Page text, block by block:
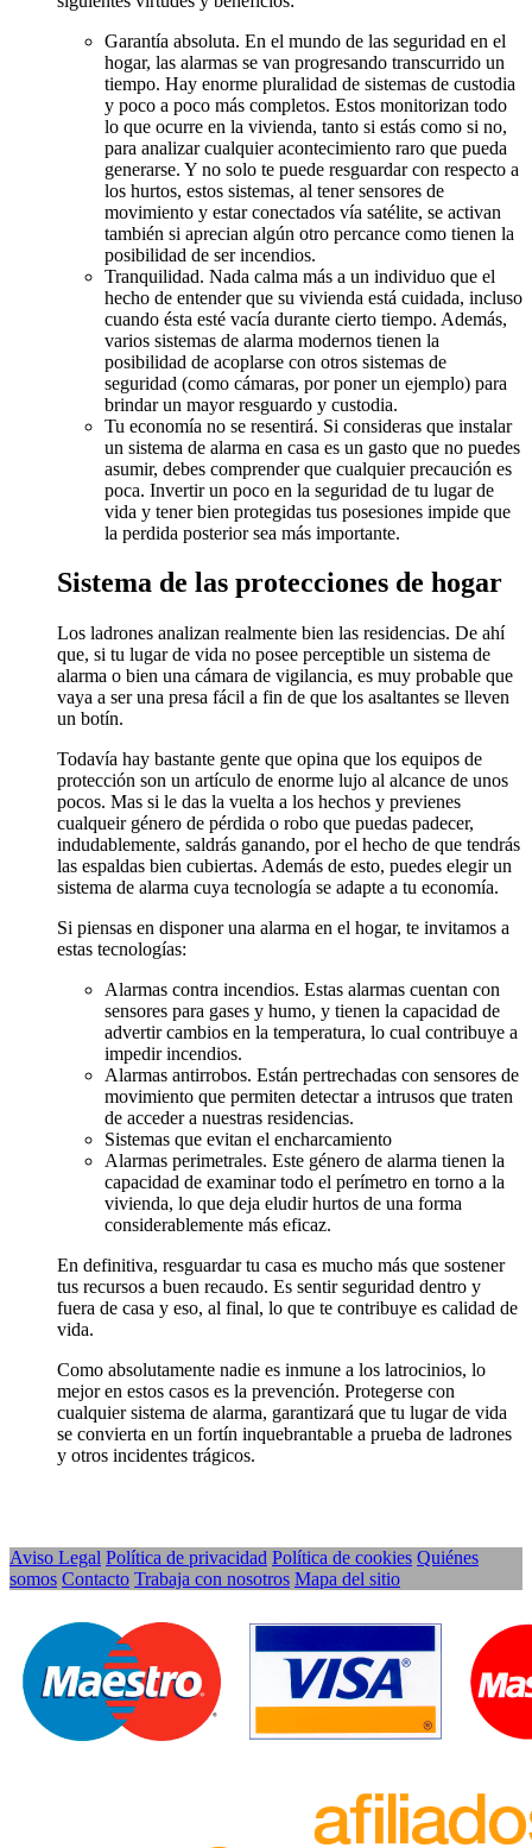
Garantía absoluta. En el mundo de las seguridad en el
hogar, las alarmas se van progresando transcurrido un
tiempo. Hay enorme pluralidad de sistemas de custodia
y poco a poco más completos. Estos monitorizan todo
lo que ocurre en la vivienda, tanto si estás como si no,
para analizar cualquier acontecimiento raro que pueda
generarse. Y no solo te puede resguardar con respecto a
los hurtos, estos sistemas, al tener sensores de
movimiento y estar conectados vía satélite, se activan
también si aprecian algún otro percance como tienen la
posibilidad de ser incendios.
Tranquilidad. Nada calma más a un individuo que el
hecho de entender que su vivienda está cuidada, incluso
cuando ésta esté vacía durante cierto tiempo. Además,
varios sistemas de alarma modernos tienen la
posibilidad de acoplarse con otros sistemas de
seguridad (como cámaras, por poner un ejemplo) para
brindar un mayor resguardo y custodia.
Tu economía no se resentirá. Si consideras que instalar
un sistema de alarma en casa es un gasto que no puedes
asumir, debes comprender que cualquier precaución es
poca. Invertir un poco en la seguridad de tu lugar de
vida y tener bien protegidas tus posesiones impide que
la perdida posterior sea más importante.
Sistema de las protecciones de hogar
Los ladrones analizan realmente bien las residencias. De ahí
que, si tu lugar de vida no posee perceptible un sistema de
alarma o bien una cámara de vigilancia, es muy probable que
vaya a ser una presa fácil a fin de que los asaltantes se lleven
un botín.
Todavía hay bastante gente que opina que los equipos de
protección son un artículo de enorme lujo al alcance de unos
pocos. Mas si le das la vuelta a los hechos y previenes
cualqueir género de pérdida o robo que puedas padecer,
indudablemente, saldrás ganando, por el hecho de que tendrás
las espaldas bien cubiertas. Además de esto, puedes elegir un
sistema de alarma cuya tecnología se adapte a tu economía.
Si piensas en disponer una alarma en el hogar, te invitamos a
estas tecnologías:
Alarmas contra incendios. Estas alarmas cuentan con
sensores para gases y humo, y tienen la capacidad de
advertir cambios en la temperatura, lo cual contribuye a
impedir incendios.
Alarmas antirrobos. Están pertrechadas con sensores de
movimiento que permiten detectar a intrusos que traten
de acceder a nuestras residencias.
Sistemas que evitan el encharcamiento
Alarmas perimetrales. Este género de alarma tienen la
capacidad de examinar todo el perímetro en torno a la
vivienda, lo que deja eludir hurtos de una forma
considerablemente más eficaz.
En definitiva, resguardar tu casa es mucho más que sostener
tus recursos a buen recaudo. Es sentir seguridad dentro y
fuera de casa y eso, al final, lo que te contribuye es calidad de
vida.
Como absolutamente nadie es inmune a los latrocinios, lo
mejor en estos casos es la prevención. Protegerse con
cualquier sistema de alarma, garantizará que tu lugar de vida
se convierta en un fortín inquebrantable a prueba de ladrones
y otros incidentes trágicos.
Aviso Legal Política de privacidad Política de cookies Quiénes
somos Contacto Trabaja con nosotros Mapa del sitio